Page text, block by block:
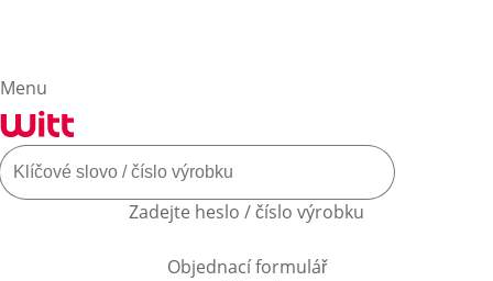
Menu
Zadejte heslo / číslo výrobku
Objednací formulář